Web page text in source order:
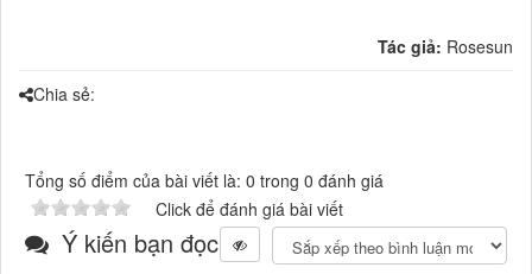
Tác giả: Rosesun
Chia sẻ:
Tổng số điểm của bài viết là: 0 trong 0 đánh giá
Click để đánh giá bài viết
Ý kiến bạn đọc